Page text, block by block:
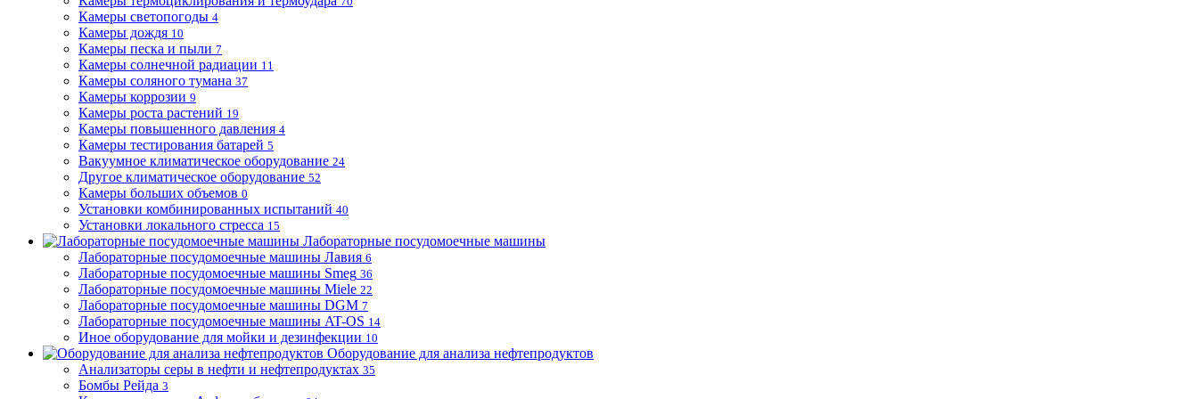
Камеры светопогоды 4
Камеры дождя 10
Камеры песка и пыли 7
Камеры солнечной радиации 11
Камеры соляного тумана 37
Камеры коррозии 9
Камеры роста растений 19
Камеры повышенного давления 4
Камеры тестирования батарей 5
Вакуумное климатическое оборудование 24
Другое климатическое оборудование 52
Камеры больших объемов 0
Установки комбинированных испытаний 40
Установки локального стресса 15
Лабораторные посудомоечные машины
Лабораторные посудомоечные машины Лавия 6
Лабораторные посудомоечные машины Smeg 36
Лабораторные посудомоечные машины Miele 22
Лабораторные посудомоечные машины DGM 7
Лабораторные посудомоечные машины AT-OS 14
Иное оборудование для мойки и дезинфекции 10
Оборудование для анализа нефтепродуктов
Анализаторы серы в нефти и нефтепродуктах 35
Бомбы Рейда 3